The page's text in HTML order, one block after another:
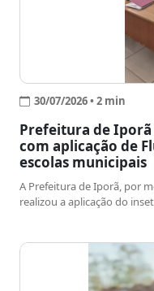
30/07/2026 • 2 min
Prefeitura de
com aplicação de
escolas municipais
A Prefeitura de Iporã, por
realizou a aplicação do